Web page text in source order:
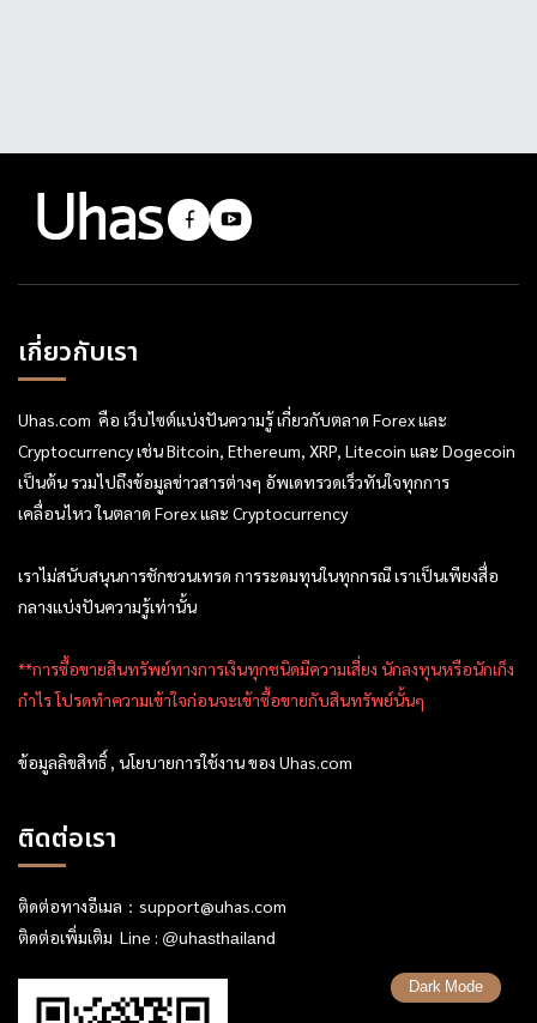
เกี่ยวกับเรา
Uhas.com คือ เว็บไซต์แบ่งปันความรู้ เกี่ยวกับตลาด Forex และ
Cryptocurrency เช่น Bitcoin, Ethereum, XRP, Litecoin และ Dogecoin
เป็นต้น รวมไปถึงข้อมูลข่าวสารต่างๆ อัพเดทรวดเร็วทันใจทุกการ
เคลื่อนไหว ในตลาด Forex และ Cryptocurrency
เราไม่สนับสนุนการชักชวนเทรด การระดมทุนในทุกกรณี เราเป็นเพียงสื่อ
กลางแบ่งปันความรู้เท่านั้น
**การซื้อขายสินทรัพย์ทางการเงินทุกชนิดมีความเสี่ยง นักลงทุนหรือนักเก็ง
กำไร โปรดทำความเข้าใจก่อนจะเข้าซื้อขายกับสินทรัพย์นั้นๆ
ข้อมูลลิขสิทธิ์ , นโยบายการใช้งาน ของ Uhas.com
ติดต่อเรา
ติดต่อทางอีเมล： support@uhas.com
ติดต่อเพิ่มเติม Line : @uhasthailand
Dark Mode